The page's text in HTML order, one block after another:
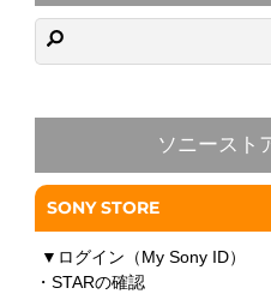
ソニースト
SONY STORE
▼ ログイン（My Sony ID）
・STARの確認